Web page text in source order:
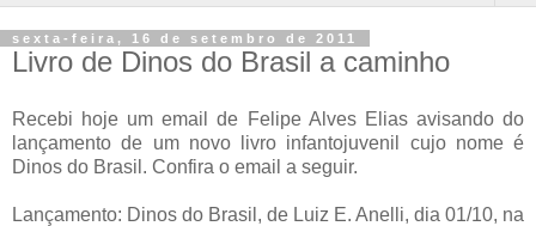
sexta-feira, 16 de setembro de 2011
Livro de Dinos do Brasil a caminho
Recebi hoje um email de Felipe Alves Elias avisando do
lançamento de um novo livro infantojuvenil cujo nome é
Dinos do Brasil. Confira o email a seguir.
Lançamento: Dinos do Brasil, de Luiz E. Anelli, dia 01/10, na